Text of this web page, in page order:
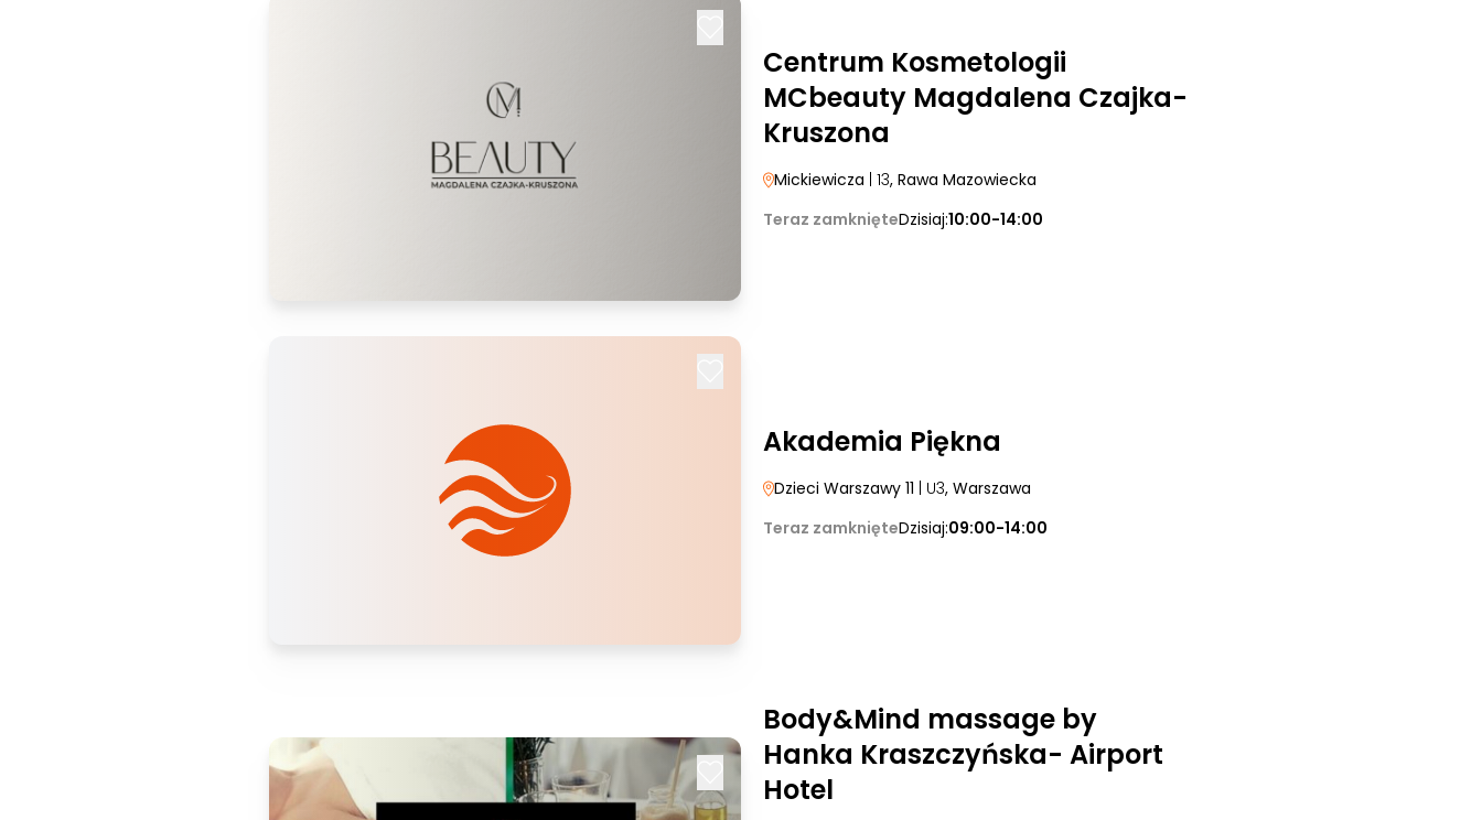
Centrum Kosmetologii
MCbeauty Magdalena Czajka-
Kruszona
Mickiewicza | 13, Rawa Mazowiecka
Teraz zamknięteDzisiaj:10:00-14:00
Akademia Piękna
Dzieci Warszawy 11 | U3, Warszawa
Teraz zamknięteDzisiaj:09:00-14:00
Body&Mind massage by
Hanka Kraszczyńska- Airport
Hotel